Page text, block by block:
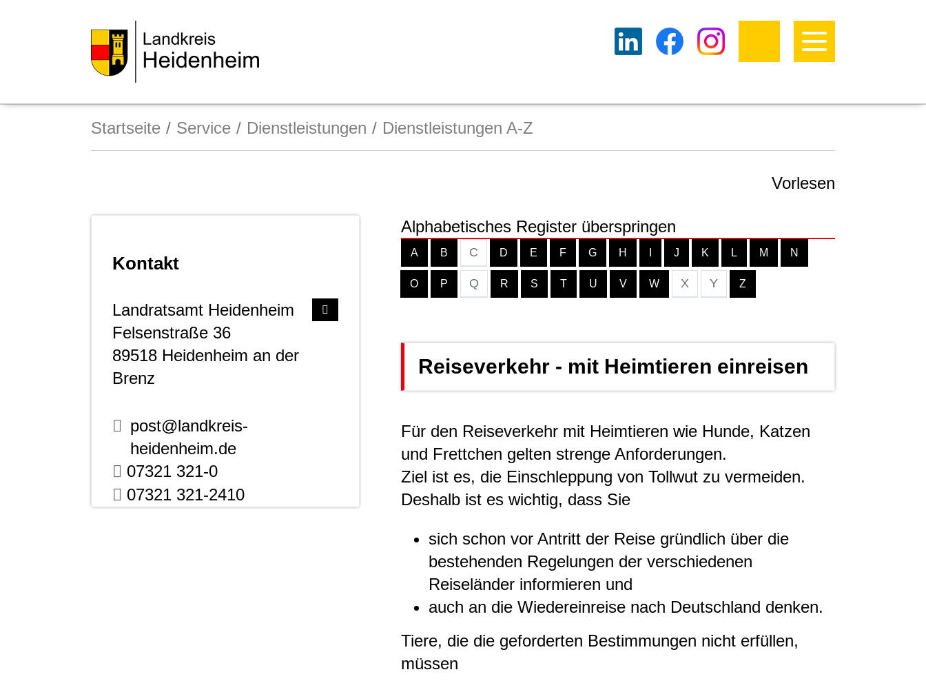
Startseite Service Dienstleistungen Dienstleistungen A-Z
Vorlesen
Kontakt
Landratsamt Heidenheim
Felsenstraße 36
89518 Heidenheim an der
Brenz
post@landkreis-
heidenheim.de
07321 321-0
07321 321-2410
Alphabetisches Register überspringen
A B C D E F G H J K L M N
O P Q R S T U V W X Y Z
Reiseverkehr - mit Heimtieren einreisen
Für den Reiseverkehr mit Heimtieren wie Hunde, Katzen
und Frettchen gelten strenge Anforderungen.
Ziel ist es, die Einschleppung von Tollwut zu vermeiden.
Deshalb ist es wichtig, dass Sie
sich schon vor Antritt der Reise gründlich über die
bestehenden Regelungen der verschiedenen
Reiseländer informieren und
auch an die Wiedereinreise nach Deutschland denken.
Tiere, die die geforderten Bestimmungen nicht erfüllen,
müssen